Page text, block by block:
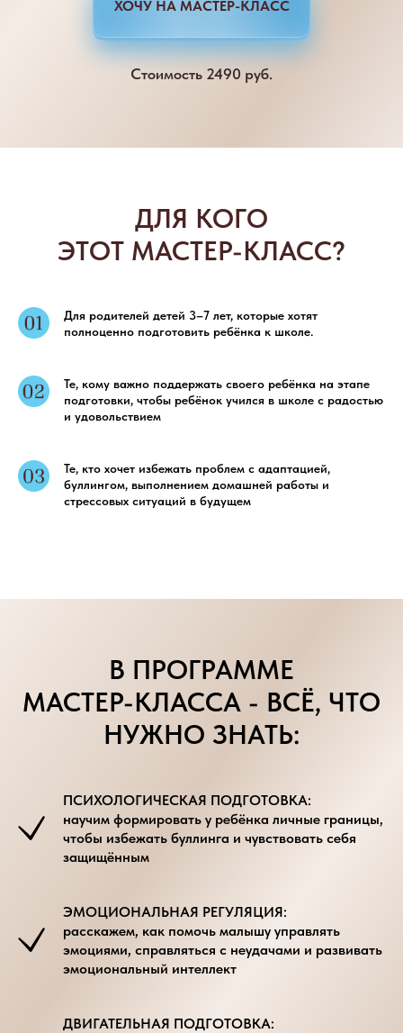
ХОЧУ НА МАСТЕР-КЛАСС
Стоимость 2490 руб.
ДЛЯ КОГО
ЭТОТ МАСТЕР-КЛАСС?
Для родителей детей 3–7 лет, которые хотят
полноценно подготовить ребёнка к школе.
Те, кому важно поддержать своего ребёнка на этапе
подготовки, чтобы ребёнок учился в школе с радостью
и удовольствием
Те, кто хочет избежать проблем с адаптацией,
буллингом, выполнением домашней работы и
стрессовых ситуаций в будущем
В ПРОГРАММЕ
МАСТЕР-КЛАССА - ВСЁ, ЧТО
НУЖНО ЗНАТЬ:
ПСИХОЛОГИЧЕСКАЯ ПОДГОТОВКА:
научим формировать у ребёнка личные границы,
чтобы избежать буллинга и чувствовать себя
защищённым
ЭМОЦИОНАЛЬНАЯ РЕГУЛЯЦИЯ:
расскажем, как помочь малышу управлять
эмоциями, справляться с неудачами и развивать
эмоциональный интеллект
ДВИГАТЕЛЬНАЯ ПОДГОТОВКА: